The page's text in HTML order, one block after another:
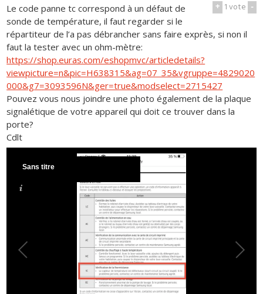
+ 1vote -
Le code panne tc correspond à un défaut de
sonde de température, il faut regarder si le
répartiteur de l’a pas débrancher sans faire exprès, si non il
faut la tester avec un ohm-mètre:
https://shop.euras.com/eshopmvc/articledetails?
viewpicture=n&pic=H638315&ag=07_35&vgruppe=4829020
000&g7=3093596N&ger=true&modselect=2715427
Pouvez vous nous joindre une photo également de la plaque
signalétique de votre appareil qui doit ce trouver dans la
porte?
Cdlt
Sans titre